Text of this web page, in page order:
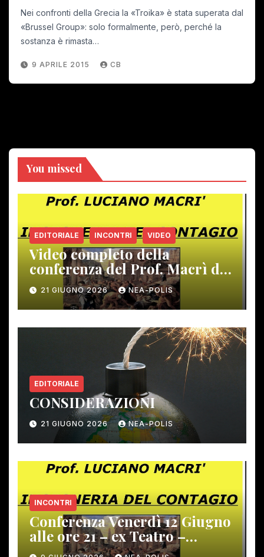
Nei confronti della Grecia la «Troika» è stata superata dal
«Brussel Group»: solo formalmente, però, perché la
sostanza è rimasta…
9 APRILE 2015 CB
You missed
EDITORIALE INCONTRI VIDEO
Video completo della
conferenza del Prof. Macrì del
12 giugno scorso
21 GIUGNO 2026 NEA-POLIS
EDITORIALE
CONSIDERAZIONI
21 GIUGNO 2026 NEA-POLIS
INCONTRI
Conferenza Venerdì 12 Giugno
alle ore 21 – ex Teatro –
Gambassi Terme –